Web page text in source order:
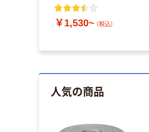
￥1,530~ （税込）
人気の商品